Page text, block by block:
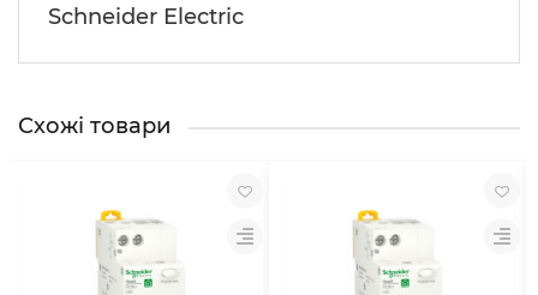
Schneider Electric
Схожі товари